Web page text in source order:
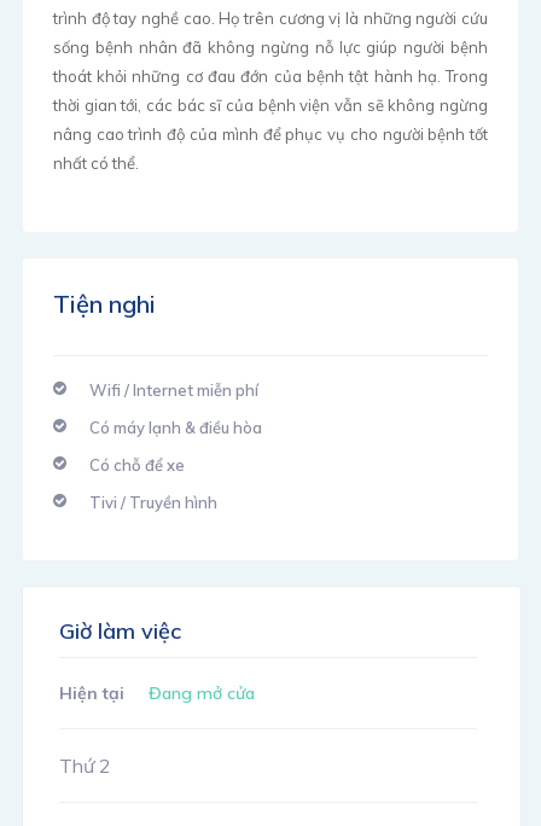
trình độ tay nghề cao. Họ trên cương vị là những người cứu
sống bệnh nhân đã không ngừng nỗ lực giúp người bệnh
thoát khỏi những cơ đau đớn của bệnh tật hành hạ. Trong
thời gian tới, các bác sĩ của bệnh viện vẫn sẽ không ngừng
nâng cao trình độ của mình để phục vụ cho người bệnh tốt
nhất có thể.
Tiện nghi
Wifi / Internet miễn phí
Có máy lạnh & điều hòa
Có chỗ để xe
Tivi / Truyền hình
Giờ làm việc
Hiện tại Đang mở cửa
Thứ 2